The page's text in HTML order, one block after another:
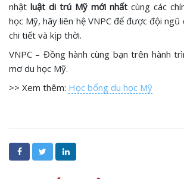
nhật luật di trú Mỹ mới nhất cùng các
học Mỹ, hãy liên hệ VNPC để được đội
chi tiết và kịp thời.
VNPC – Đồng hành cùng bạn trên hành
mơ du học Mỹ.
>> Xem thêm: Học bổng du học Mỹ